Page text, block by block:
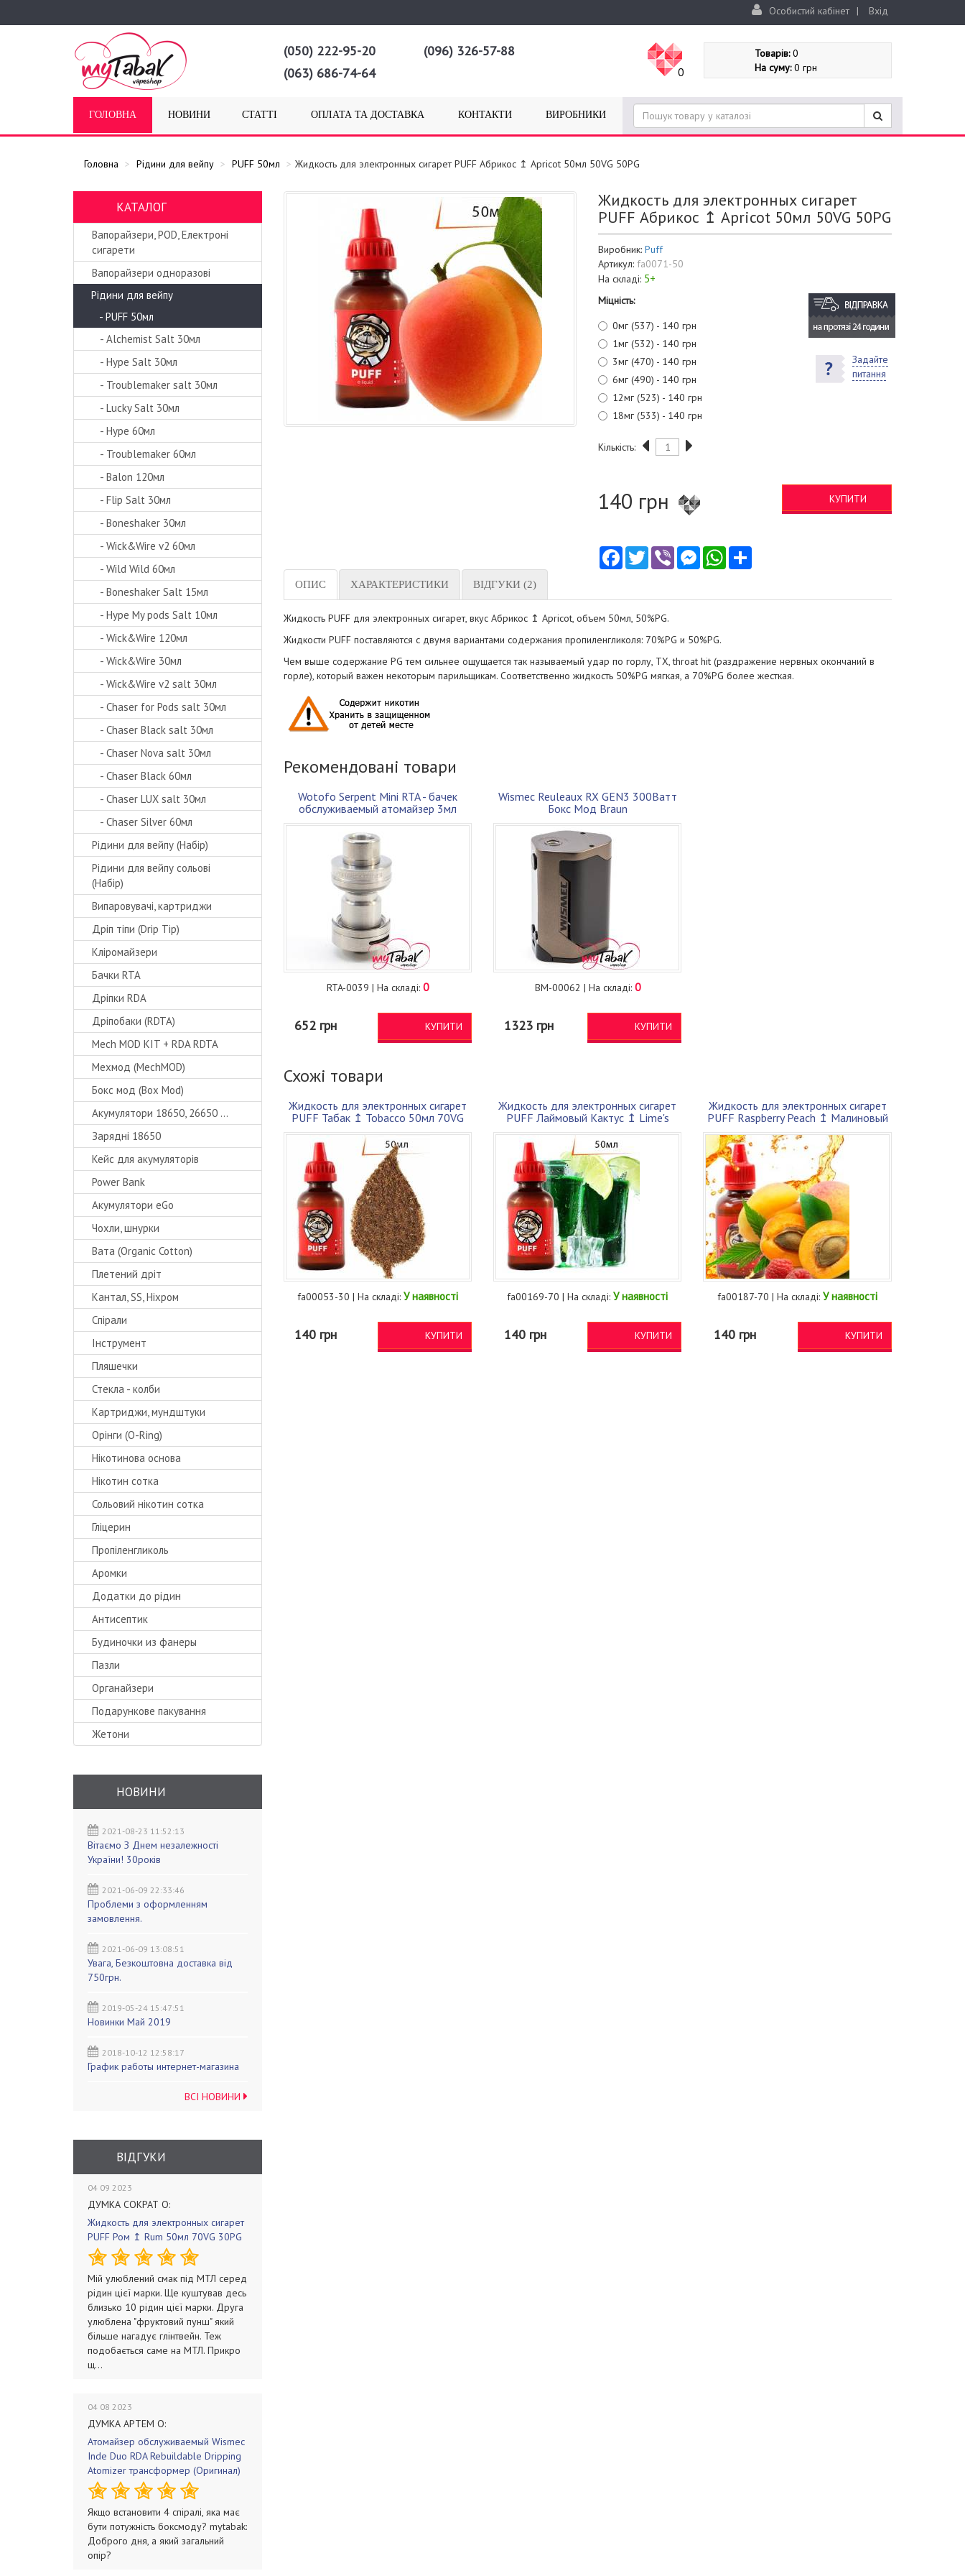
Особистий кабінет | Вхід
(050) 222-95-20
(063) 686-74-64
(096) 326-57-88
0
Товарів:0
На суму:0 грн
ГОЛОВНА НОВИНИ СТАТТІ ОПЛАТА ТА ДОСТАВКА КОНТАКТИ ВИРОБНИКИ
Головна Рідини для вейпу PUFF 50мл Жидкость для электронных сигарет PUFF Абрикос ↥ Apricot 50мл 50VG 50PG
КАТАЛОГ
Вапорайзери, POD, Електроні
сигарети
Вапорайзери одноразові
Рідини для вейпу
- PUFF 50мл
- Alchemist Salt 30мл
- Hype Salt 30мл
- Troublemaker salt 30мл
- Lucky Salt 30мл
- Hype 60мл
- Troublemaker 60мл
- Balon 120мл
- Flip Salt 30мл
- Boneshaker 30мл
- Wick&Wire v2 60мл
- Wild Wild 60мл
- Boneshaker Salt 15мл
- Hype My pods Salt 10мл
- Wick&Wire 120мл
- Wick&Wire 30мл
- Wick&Wire v2 salt 30мл
- Chaser for Pods salt 30мл
- Chaser Black salt 30мл
- Chaser Nova salt 30мл
- Chaser Black 60мл
- Chaser LUX salt 30мл
- Chaser Silver 60мл
Рідини для вейпу (Набір)
Рідини для вейпу сольові
(Набір)
Випаровувачі, картриджи
Дріп тіпи (Drip Tip)
Кліромайзери
Бачки RTA
Дріпки RDA
Дріпобаки (RDTA)
Mech MOD KIT + RDA RDTA
Мехмод (MechMOD)
Бокс мод (Box Mod)
Акумулятори 18650, 26650 ...
Зарядні 18650
Кейс для акумуляторів
Power Bank
Акумулятори eGo
Чохли, шнурки
Вата (Organic Cotton)
Плетений дріт
Кантал, SS, Ніхром
Спірали
Інструмент
Пляшечки
Стекла - колби
Картриджи, мундштуки
Орінги (O-Ring)
Нікотинова основа
Нікотин сотка
Сольовий нікотин сотка
Гліцерин
Пропіленгликоль
Аромки
Додатки до рідин
Антисептик
Будиночки из фанеры
Пазли
Органайзери
Подарункове пакування
Жетони
НОВИНИ
2021-08-23 11:52:13
Вітаємо З Днем незалежності
України! 30років
2021-06-09 22:33:46
Проблеми з оформленням
замовлення.
2021-06-09 13:08:51
Увага, Безкоштовна доставка від
750грн.
2019-05-24 15:47:51
Новинки Май 2019
2018-10-12 12:58:17
График работы интернет-магазина
ВСІ НОВИНИ
ВІДГУКИ
04 09 2023
ДУМКА СОКРАТ О:
Жидкость для электронных сигарет
PUFF Ром ↥ Rum 50мл 70VG 30PG
Мій улюблений смак під МТЛ серед
рідин цієї марки. Ще куштував десь
близько 10 рідин цієї марки. Друга
улюблена "фруктовий пунш" який
більше нагадує глінтвейн. Теж
подобається саме на МТЛ. Прикро
щ...
04 08 2023
ДУМКА АРТЕМ О:
Атомайзер обслуживаемый Wismec
Inde Duo RDA Rebuildable Dripping
Atomizer трансформер (Оригинал)
Якщо встановити 4 спіралі, яка має
бути потужність боксмоду? mytabak:
Доброго дня, а який загальний
опір?
Жидкость для электронных сигарет
PUFF Абрикос ↥ Apricot 50мл 50VG 50PG
Виробник:Puff
Артикул: fa0071-50
На складі: 5+
Міцність:
0мг (537) - 140 грн
1мг (532) - 140 грн
3мг (470) - 140 грн
6мг (490) - 140 грн
12мг (523) - 140 грн
18мг (533) - 140 грн
Кількість:
Задайте
питання
140 грн КУПИТИ
FacebookTwitterViber MessengerWhatsApp
ОПИС ХАРАКТЕРИСТИКИ ВІДГУКИ (2)
Жидкость PUFF для электронных сигарет, вкус Абрикос ↥ Apricot, объем 50мл, 50%PG.
Жидкости PUFF поставляются с двумя вариантами содержания пропиленгликоля: 70%PG и 50%PG.
Чем выше содержание PG тем сильнее ощущается так называемый удар по горлу, ТХ, throat hit (раздражение нервных окончаний в
горле), который важен некоторым парильщикам. Соответственно жидкость 50%PG мягкая, а 70%PG более жесткая.
Рекомендовані товари
Wotofo Serpent Mini RTA - бачек
обслуживаемый атомайзер 3мл
Φ22мм SS Стальной Оригинал
RTA-0039 | На складі: 0
652 грн КУПИТИ
Wismec Reuleaux RX GEN3 300Ватт
Бокс Мод Braun
BM-00062 | На складі: 0
1323 грн КУПИТИ
Схожі товари
Жидкость для электронных сигарет
PUFF Табак ↥ Tobacco 50мл 70VG
30PG
fa00053-30 | На складі: У наявності
140 грн КУПИТИ
Жидкость для электронных сигарет
PUFF Лаймовый Кактус ↥ Lime's
Cactus ...
fa00169-70 | На складі:У наявності
140 грн КУПИТИ
Жидкость для электронных сигарет
PUFF Raspberry Peach ↥ Малиновый
перс...
fa00187-70 | На складі:У наявності
140 грн КУПИТИ